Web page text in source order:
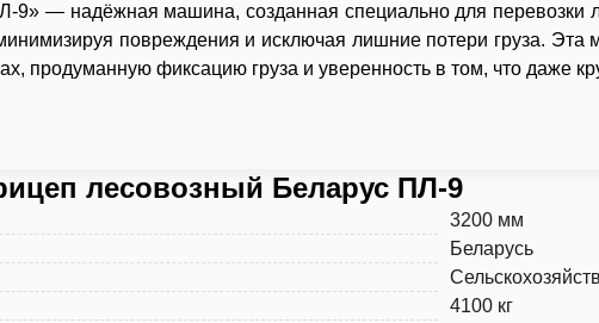
9» — надёжная машина, созданная специально для перевозки
повреждения и исключая лишние потери груза. Эта
продуманную фиксацию груза и уверенность в том, что даже
лесовозный Беларус ПЛ-9
3200 мм
Беларусь
4100 кг